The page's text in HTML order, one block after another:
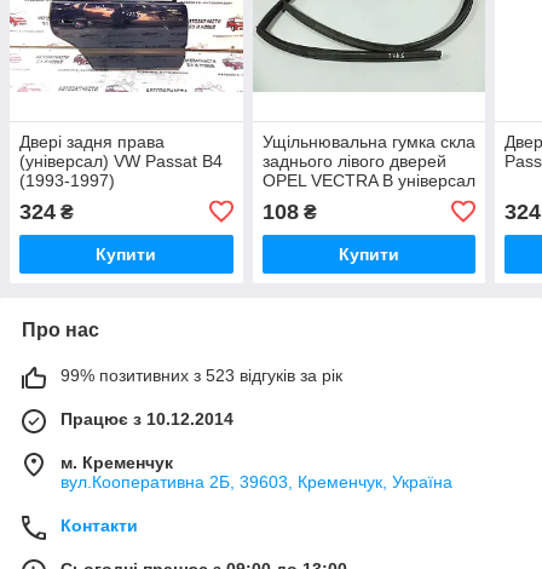
Двері задня права
(універсал) VW Passat B4
(1993-1997)
324 ₴
Купити
Ущільнювальна гумка скла
заднього лівого дверей
OPEL VECTRA B універсал
(1999-2003) ОЕ: 90464295
108₴
Купити
324
Про нас
99% позитивних з 523 відгуків за рік
Працює з 10.12.2014
м. Кременчук
вул.Кооперативна 2Б, 39603, Кременчук, Україна
Контакти